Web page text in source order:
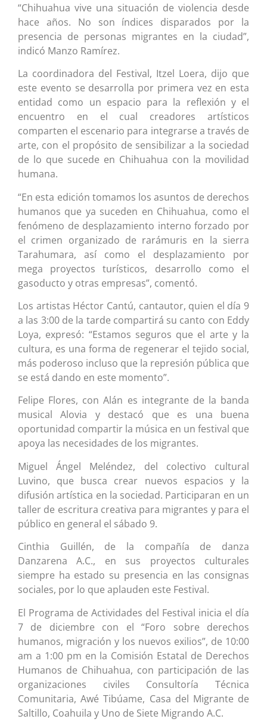
“Chihuahua vive una situación de violencia desde
hace años. No son índices disparados por la
presencia de personas migrantes en la ciudad”,
indicó Manzo Ramírez.
La coordinadora del Festival, Itzel Loera, dijo que
este evento se desarrolla por primera vez en esta
entidad como un espacio para la reflexión y el
encuentro en el cual creadores artísticos
comparten el escenario para integrarse a través de
arte, con el propósito de sensibilizar a la sociedad
de lo que sucede en Chihuahua con la movilidad
humana.
“En esta edición tomamos los asuntos de derechos
humanos que ya suceden en Chihuahua, como el
fenómeno de desplazamiento interno forzado por
el crimen organizado de rarámuris en la sierra
Tarahumara, así como el desplazamiento por
mega proyectos turísticos, desarrollo como el
gasoducto y otras empresas”, comentó.
Los artistas Héctor Cantú, cantautor, quien el día 9
a las 3:00 de la tarde compartirá su canto con Eddy
Loya, expresó: “Estamos seguros que el arte y la
cultura, es una forma de regenerar el tejido social,
más poderoso incluso que la represión pública que
se está dando en este momento”.
Felipe Flores, con Alán es integrante de la banda
musical Alovia y destacó que es una buena
oportunidad compartir la música en un festival que
apoya las necesidades de los migrantes.
Miguel Ángel Meléndez, del colectivo cultural
Luvino, que busca crear nuevos espacios y la
difusión artística en la sociedad. Participaran en un
taller de escritura creativa para migrantes y para el
público en general el sábado 9.
Cinthia Guillén, de la compañía de danza
Danzarena A.C., en sus proyectos culturales
siempre ha estado su presencia en las consignas
sociales, por lo que aplauden este Festival.
El Programa de Actividades del Festival inicia el día
7 de diciembre con el “Foro sobre derechos
humanos, migración y los nuevos exilios”, de 10:00
am a 1:00 pm en la Comisión Estatal de Derechos
Humanos de Chihuahua, con participación de las
organizaciones civiles Consultoría Técnica
Comunitaria, Awé Tibúame, Casa del Migrante de
Saltillo, Coahuila y Uno de Siete Migrando A.C.